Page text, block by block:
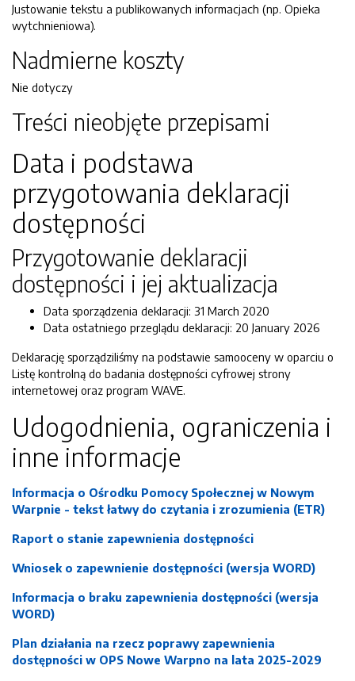
Justowanie tekstu a publikowanych informacjach (np. Opieka
wytchnieniowa).
Nadmierne koszty
Nie dotyczy
Treści nieobjęte przepisami
Data i podstawa
przygotowania deklaracji
dostępności
Przygotowanie deklaracji
dostępności i jej aktualizacja
Data sporządzenia deklaracji: 31 March 2020
Data ostatniego przeglądu deklaracji: 20 January 2026
Deklarację sporządziliśmy na podstawie samooceny w oparciu o
Listę kontrolną do badania dostępności cyfrowej strony
internetowej oraz program WAVE.
Udogodnienia, ograniczenia i
inne informacje
Informacja o Ośrodku Pomocy Społecznej w Nowym
Warpnie - tekst łatwy do czytania i zrozumienia (ETR)
Raport o stanie zapewnienia dostępności
Wniosek o zapewnienie dostępności (wersja WORD)
Informacja o braku zapewnienia dostępności (wersja
WORD)
Plan działania na rzecz poprawy zapewnienia
dostępności w OPS Nowe Warpno na lata 2025-2029